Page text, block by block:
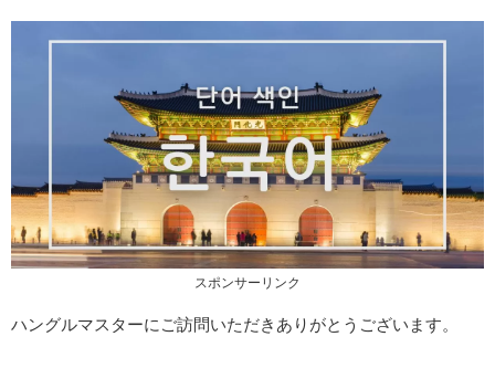
スポンサーリンク
ハングルマスターにご訪問いただきありがとうございます。